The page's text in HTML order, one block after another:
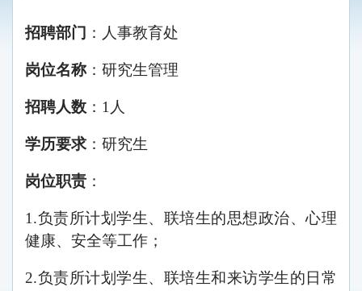
招聘部门 ：人事教育处
岗位名称：研究生管理
招聘人数 ：1人
学历要求 ：研究生
岗位职责 ：
1.负责所计划学生、联培生的思想政治、心理
健康、安全等工作；
2.负责所计划学生、联培生和来访学生的日常